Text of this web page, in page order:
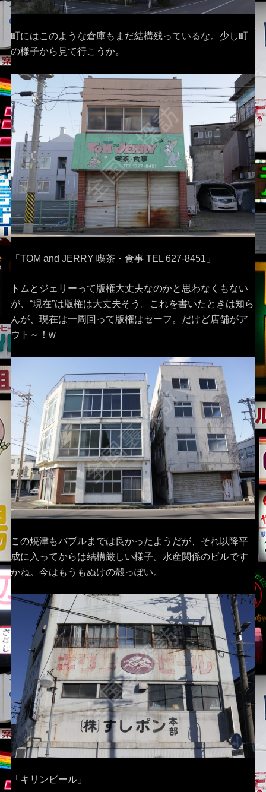
町にはこのような倉庫もまだ結構残っているな。少し町
の様子から見て行こうか。
「TOM and JERRY 喫茶・食事 TEL 627-8451」
トムとジェリーって版権大丈夫なのかと思わなくもない
が、“現在”は版権は大丈夫そう。これを書いたときは知ら
んが、現在は一周回って版権はセーフ。だけど店舗がア
ウト～！w
この焼津もバブルまでは良かったようだが、それ以降平
成に入ってからは結構厳しい様子。水産関係のビルです
かね。今はもうもぬけの殻っぽい。
「キリンビール」